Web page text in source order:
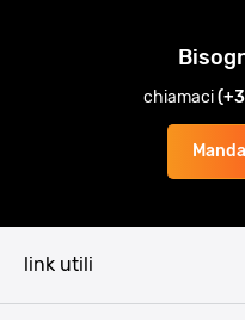
chiamaci
link utili